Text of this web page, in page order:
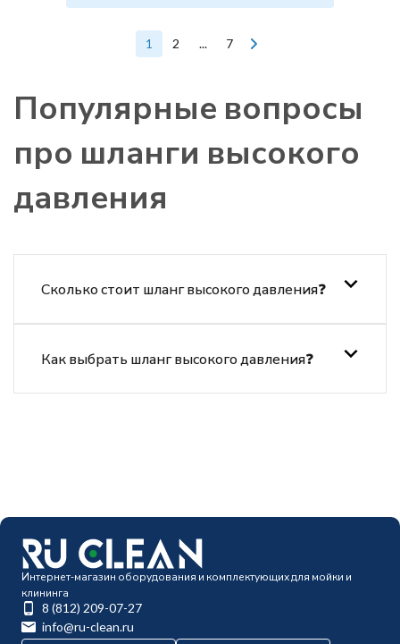
1 2 ... 7
Популярные вопросы
про шланги высокого
давления
Сколько стоит шланг высокого давления❓
Как выбрать шланг высокого давления❓
Интернет-магазин оборудования и комплектующих для мойки и
клининга
8 (812) 209-07-27
info@ru-clean.ru